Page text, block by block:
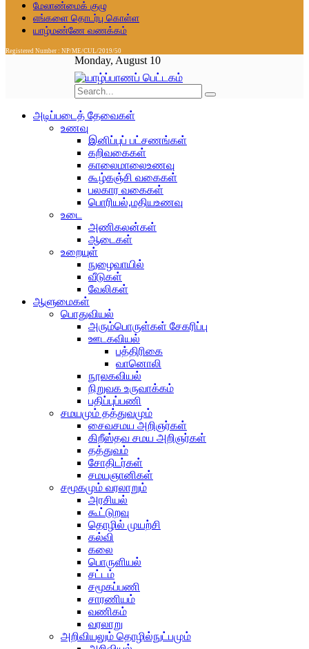
மேலாண்மைக் குழு
எங்களை தொடர்பு கொள்ள
யாழ்மண்ணே வணக்கம்
Registered Number : NP/ME/CUL/2019/50
Monday, August 10
அடிப்படைத் தேவைகள்
உணவு
இனிப்புப் பட்சணங்கள்
கறிவகைகள்
காலைமாலைஉணவு
கூழ்கஞ்சி வகைகள்
பலகார வகைகள்
பொரியல்,மதியஉணவு
உடை
அணிகலன்கள்
ஆடைகள்
உறையுள்
நுழைவாயில்
வீடுகள்
வேலிகள்
ஆளுமைகள்
பொதுவியல்
அரும்பொருள்கள் சேகரிப்பு
ஊடகவியல்
பத்திரிகை
வானொலி
நூலகவியல்
நிறுவக உருவாக்கம்
பதிப்புப்பணி
சமயமும் தத்துவமும்
சைவசமய அறிஞர்கள்
கிறீஸ்தவ சமய அறிஞர்கள்
தத்துவம்
சோதிடர்கள்
சமயஞானிகள்
சமூகமும் வரலாறும்
அரசியல்
கூட்டுறவு
தொழில் முயற்சி
கல்வி
கலை
பொருளியல்
சட்டம்
சமூகப்பணி
சாரணியம்
வணிகம்
வரலாறு
அறிவியலும் தொழில்நுட்பமும்